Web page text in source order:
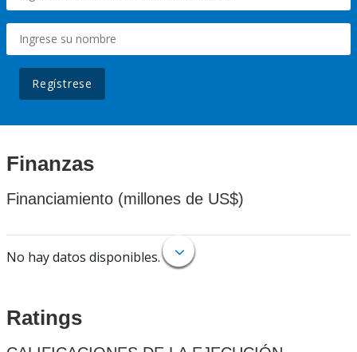
Regístrese
Finanzas
Financiamiento (millones de US$)
No hay datos disponibles.
Ratings